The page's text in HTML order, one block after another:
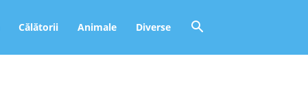
Călătorii Animale Diverse